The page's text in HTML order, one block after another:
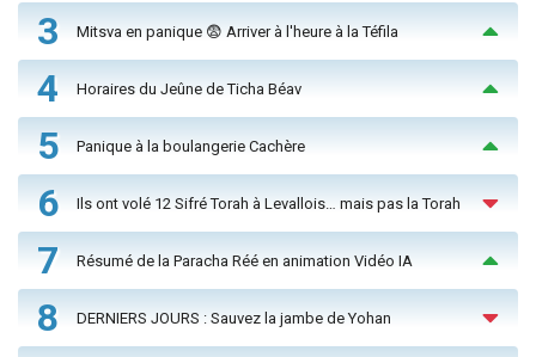
3 Mitsva en panique 😨 Arriver à l'heure à la Téfila
4 Horaires du Jeûne de Ticha Béav
5 Panique à la boulangerie Cachère
6 Ils ont volé 12 Sifré Torah à Levallois… mais pas la Torah
7 Résumé de la Paracha Réé en animation Vidéo IA
8 DERNIERS JOURS : Sauvez la jambe de Yohan